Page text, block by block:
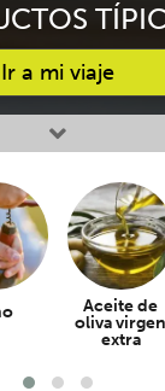
Ir a mi viaje
Aceite de
oliva virgen
extra